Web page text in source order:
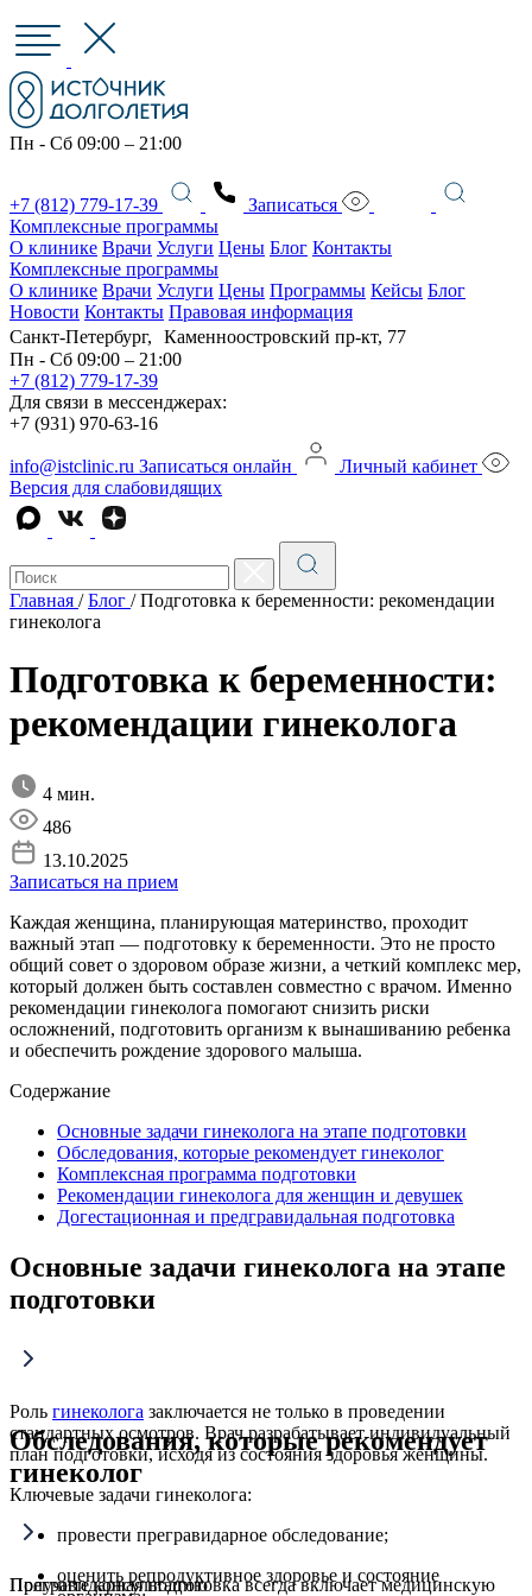
Пн - Сб 09:00 – 21:00
+7 (812) 779-17-39
Записаться
Комплексные программы
О клинике Врачи Услуги Цены Блог Контакты
Комплексные программы
О клинике Врачи Услуги Цены Программы Кейсы Блог
Новости Контакты Правовая информация
Санкт-Петербург, Каменноостровский пр-кт, 77
Пн - Сб 09:00 – 21:00
+7 (812) 779-17-39
Для связи в мессенджерах:
+7 (931) 970-63-16
info@istclinic.ru Записаться онлайн
Личный кабинет
Версия для слабовидящих
Главная / Блог / Подготовка к беременности: рекомендации
гинеколога
Подготовка к беременности:
рекомендации гинеколога
4 мин.
486
13.10.2025
Записаться на прием
Каждая женщина, планирующая материнство, проходит
важный этап — подготовку к беременности. Это не просто
общий совет о здоровом образе жизни, а четкий комплекс мер,
который должен быть составлен совместно с врачом. Именно
рекомендации гинеколога помогают снизить риски
осложнений, подготовить организм к вынашиванию ребенка
и обеспечить рождение здорового малыша.
Содержание
Основные задачи гинеколога на этапе подготовки
Обследования, которые рекомендует гинеколог
Комплексная программа подготовки
Рекомендации гинеколога для женщин и девушек
Догестационная и предгравидальная подготовка
Основные задачи гинеколога на этапе
подготовки
Роль гинеколога заключается не только в проведении
стандартных осмотров. Врач разрабатывает индивидуальный
план подготовки, исходя из состояния здоровья женщины.
Ключевые задачи гинеколога:
провести прегравидарное обследование;
оценить репродуктивное здоровье и состояние
Обследования, которые рекомендует
гинеколог
Прегравидарная подготовка всегда включает медицинскую
Получите консультацию